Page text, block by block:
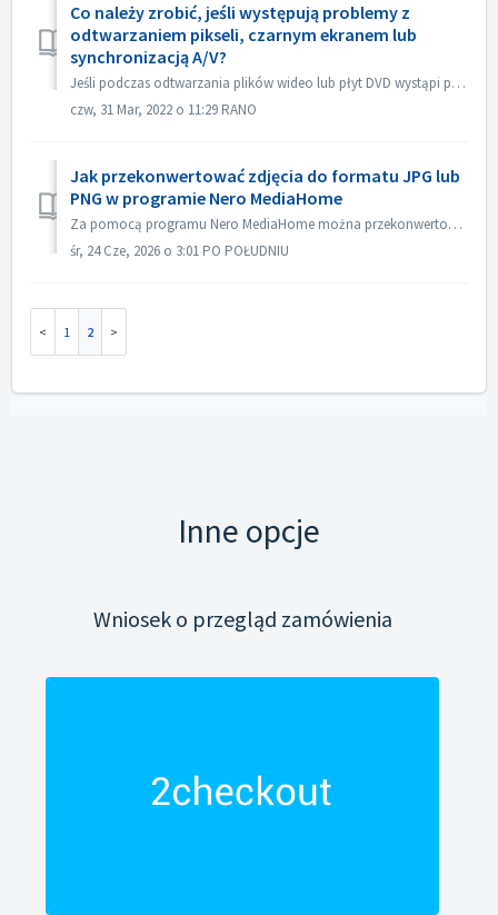
Co należy zrobić, jeśli występują problemy z
odtwarzaniem pikseli, czarnym ekranem lub
synchronizacją A/V?
Jeśli podczas odtwarzania plików wideo lub płyt DVD wystąpi problem z pikselizacją, czarnym ekranem lub synchronizacją A/V, przejdź do MediaHome, kliknij pr...
czw, 31 Mar, 2022 o 11:29 RANO
Jak przekonwertować zdjęcia do formatu JPG lub
PNG w programie Nero MediaHome
Za pomocą programu Nero MediaHome można przekonwertować zdjęcia do formatu JPG lub PNG. Poniższy zrzut ekranu pokazuje, jak to zrobić:
śr, 24 Cze, 2026 o 3:01 PO POŁUDNIU
1 2
Inne opcje
Wniosek o przegląd zamówienia